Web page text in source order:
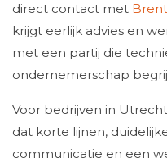
direct contact met
krijgt eerlijk advies en
met een partij die
ondernemerschap
Voor bedrijven in
dat korte lijnen,
communicatie en een